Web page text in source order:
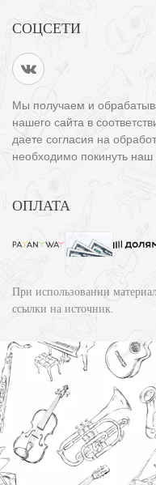
СОЦСЕТИ
Мы получаем и
нашего сайта в
даете согласия на
необходимо покинуть наш
ОПЛАТА
При использовании
ссылки на источник.